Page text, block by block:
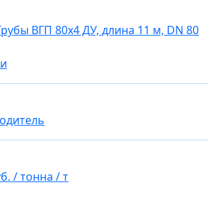
ВГП 80х4 ДУ, длина 11 м, DN 80
/ тонна / т